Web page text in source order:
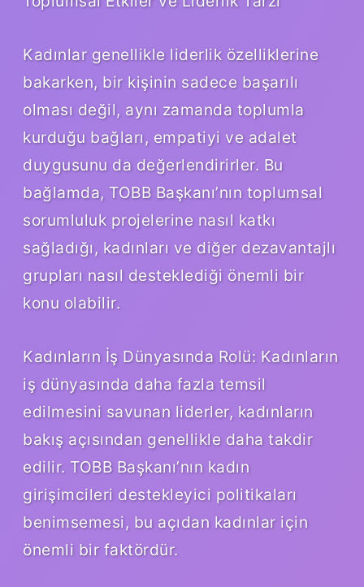
Kadınlar genellikle liderlik özelliklerine
bakarken, bir kişinin sadece başarılı
olması değil, aynı zamanda toplumla
kurduğu bağları, empatiyi ve adalet
duygusunu da değerlendirirler. Bu
bağlamda, TOBB Başkanı’nın toplumsal
sorumluluk projelerine nasıl katkı
sağladığı, kadınları ve diğer dezavantajlı
grupları nasıl desteklediği önemli bir
konu olabilir.
Kadınların İş Dünyasında Rolü: Kadınların
iş dünyasında daha fazla temsil
edilmesini savunan liderler, kadınların
bakış açısından genellikle daha takdir
edilir. TOBB Başkanı’nın kadın
girişimcileri destekleyici politikaları
benimsemesi, bu açıdan kadınlar için
önemli bir faktördür.